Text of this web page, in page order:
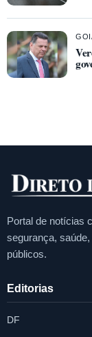
Portal de notícias
segurança,
públicos.
Editorias
DF